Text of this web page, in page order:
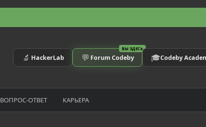
🔬 HackerLab
ВЫ ЗДЕСЬ
💬 Forum Codeby 🎓Codeby
ВОПРОС-ОТВЕТ КАРЬЕРА